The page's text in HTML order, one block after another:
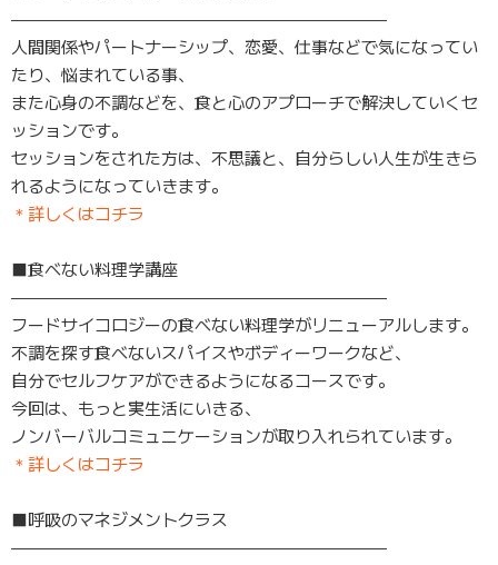
——————————————————————–
人間関係やパートナーシップ、恋愛、仕事などで気になってい
たり、悩まれている事、
また心身の不調などを、食と心のアプローチで解決していくセ
ッションです。
セッションをされた方は、不思議と、自分らしい人生が生きら
れるようになっていきます。
＊詳しくはコチラ
■食べない料理学講座
——————————————————————–
フードサイコロジーの食べない料理学がリニューアルします。
不調を探す食べないスパイスやボディーワークなど、
自分でセルフケアができるようになるコースです。
今回は、もっと実生活にいきる、
ノンバーバルコミュニケーションが取り入れられています。
＊詳しくはコチラ
■呼吸のマネジメントクラス
——————————————————————–